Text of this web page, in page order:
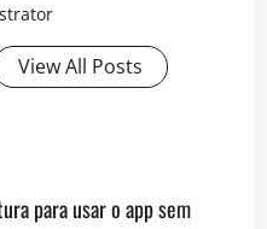
View All Posts
para usar o app sem